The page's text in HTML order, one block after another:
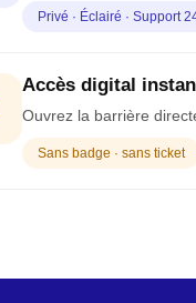
Privé · Éclairé · Support
Accès digital
Ouvrez la barrière
Sans badge · sans ticket